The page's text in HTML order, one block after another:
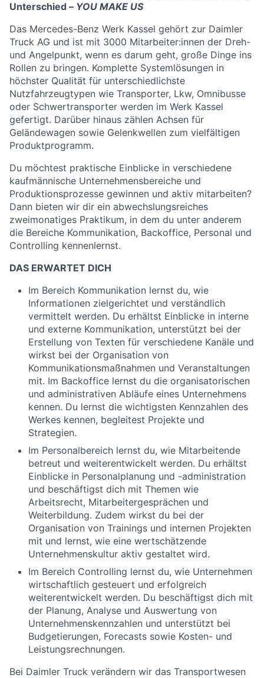
Unterschied – YOU MAKE US
Das Mercedes-Benz Werk Kassel gehört zur Daimler
Truck AG und ist mit 3000 Mitarbeiter:innen der Dreh-
und Angelpunkt, wenn es darum geht, große Dinge ins
Rollen zu bringen. Komplette Systemlösungen in
höchster Qualität für unterschiedlichste
Nutzfahrzeugtypen wie Transporter, Lkw, Omnibusse
oder Schwertransporter werden im Werk Kassel
gefertigt. Darüber hinaus zählen Achsen für
Geländewagen sowie Gelenkwellen zum vielfältigen
Produktprogramm.
Du möchtest praktische Einblicke in verschiedene
kaufmännische Unternehmensbereiche und
Produktionsprozesse gewinnen und aktiv mitarbeiten?
Dann bieten wir dir ein abwechslungsreiches
zweimonatiges Praktikum, in dem du unter anderem
die Bereiche Kommunikation, Backoffice, Personal und
Controlling kennenlernst.
DAS ERWARTET DICH
Im Bereich Kommunikation lernst du, wie
Informationen zielgerichtet und verständlich
vermittelt werden. Du erhältst Einblicke in interne
und externe Kommunikation, unterstützt bei der
Erstellung von Texten für verschiedene Kanäle und
wirkst bei der Organisation von
Kommunikationsmaßnahmen und Veranstaltungen
mit. Im Backoffice lernst du die organisatorischen
und administrativen Abläufe eines Unternehmens
kennen. Du lernst die wichtigsten Kennzahlen des
Werkes kennen, begleitest Projekte und
Strategien.
Im Personalbereich lernst du, wie Mitarbeitende
betreut und weiterentwickelt werden. Du erhältst
Einblicke in Personalplanung und -administration
und beschäftigst dich mit Themen wie
Arbeitsrecht, Mitarbeitergesprächen und
Weiterbildung. Zudem wirkst du bei der
Organisation von Trainings und internen Projekten
mit und lernst, wie eine wertschätzende
Unternehmenskultur aktiv gestaltet wird.
Im Bereich Controlling lernst du, wie Unternehmen
wirtschaftlich gesteuert und erfolgreich
weiterentwickelt werden. Du beschäftigst dich mit
der Planung, Analyse und Auswertung von
Unternehmenskennzahlen und unterstützt bei
Budgetierungen, Forecasts sowie Kosten- und
Leistungsrechnungen.
Bei Daimler Truck verändern wir das Transportwesen